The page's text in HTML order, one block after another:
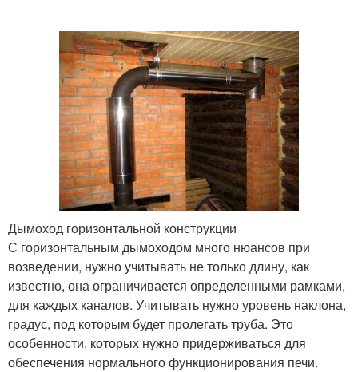
Дымоход горизонтальной конструкции
С горизонтальным дымоходом много нюансов при
возведении, нужно учитывать не только длину, как
известно, она ограничивается определенными рамками,
для каждых каналов. Учитывать нужно уровень наклона,
градус, под которым будет пролегать труба. Это
особенности, которых нужно придерживаться для
обеспечения нормального функционирования печи.